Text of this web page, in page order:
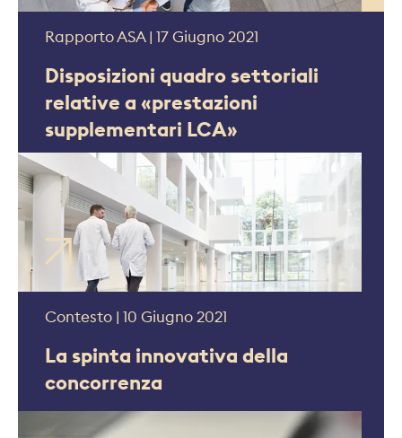
Rapporto ASA | 17 Giugno 2021
Disposizioni quadro settoriali
relative a «prestazioni
supplementari LCA»
Contesto | 10 Giugno 2021
La spinta innovativa della
concorrenza